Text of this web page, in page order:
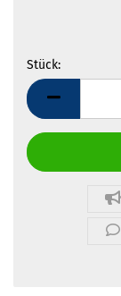
Stück:
Stück